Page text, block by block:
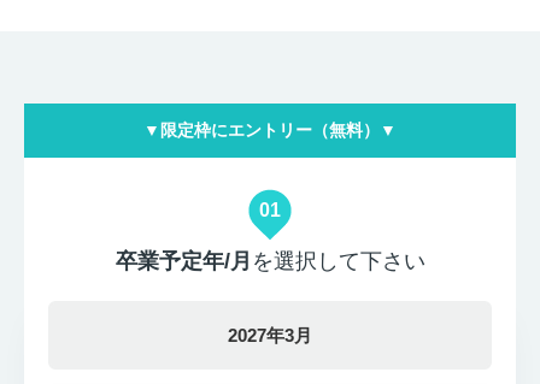
▼限定枠にエントリー（無料）▼
01
卒業予定年/月 を選択して下さい
2027年3月